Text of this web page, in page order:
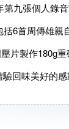
九張個人錄
6首周傳雄親
片製作180g
回味美好的